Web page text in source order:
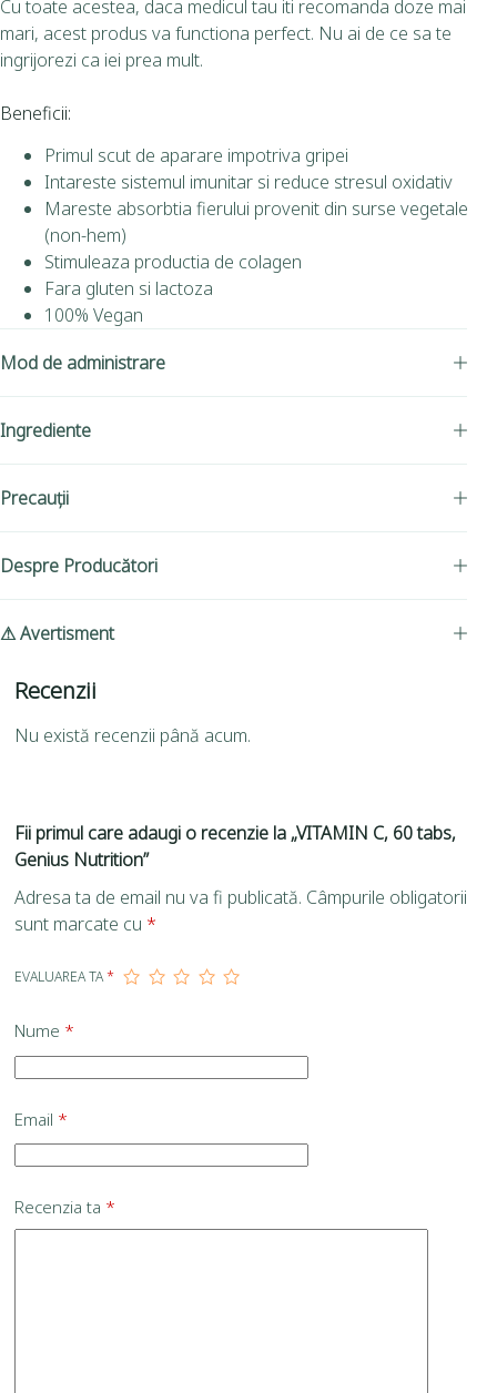
Cu toate acestea, daca medicul tau iti recomanda doze mai
mari, acest produs va functiona perfect. Nu ai de ce sa te
ingrijorezi ca iei prea mult.
Beneficii:
Primul scut de aparare impotriva gripei
Intareste sistemul imunitar si reduce stresul oxidativ
Mareste absorbtia fierului provenit din surse vegetale
(non-hem)
Stimuleaza productia de colagen
Fara gluten si lactoza
100% Vegan
Mod de administrare
Ingrediente
Precauții
Despre Producători
⚠ Avertisment
Recenzii
Nu există recenzii până acum.
Fii primul care adaugi o recenzie la „VITAMIN C, 60 tabs,
Genius Nutrition”
Adresa ta de email nu va fi publicată. Câmpurile obligatorii
sunt marcate cu *
EVALUAREA TA*
Nume *
Email *
Recenzia ta *